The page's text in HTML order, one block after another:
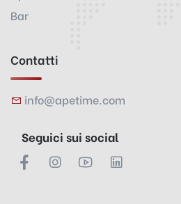
Bar
Contatti
info@apetime.com
Seguici sui social